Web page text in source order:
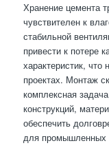
Хранение цемента
чувствителен к
стабильной
привести к потере
характеристик,
проектах. Монтаж
комплексная
конструкций,
обеспечить
для промышленных